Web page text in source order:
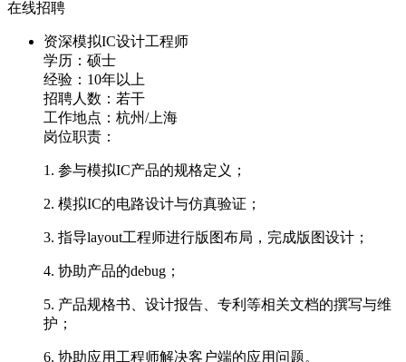
在线招聘
资深模拟IC设计工程师
学历：硕士
经验：10年以上
招聘人数：若干
工作地点：杭州/上海
岗位职责：
1. 参与模拟IC产品的规格定义；
2. 模拟IC的电路设计与仿真验证；
3. 指导layout工程师进行版图布局，完成版图设计；
4. 协助产品的debug；
5. 产品规格书、设计报告、专利等相关文档的撰写与维
护；
6. 协助应用工程师解决客户端的应用问题。